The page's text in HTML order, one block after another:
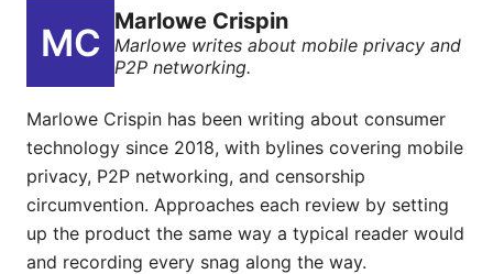
Marlowe Crispin
Marlowe writes about mobile privacy and
P2P networking.
Marlowe Crispin has been writing about consumer
technology since 2018, with bylines covering mobile
privacy, P2P networking, and censorship
circumvention. Approaches each review by setting
up the product the same way a typical reader would
and recording every snag along the way.